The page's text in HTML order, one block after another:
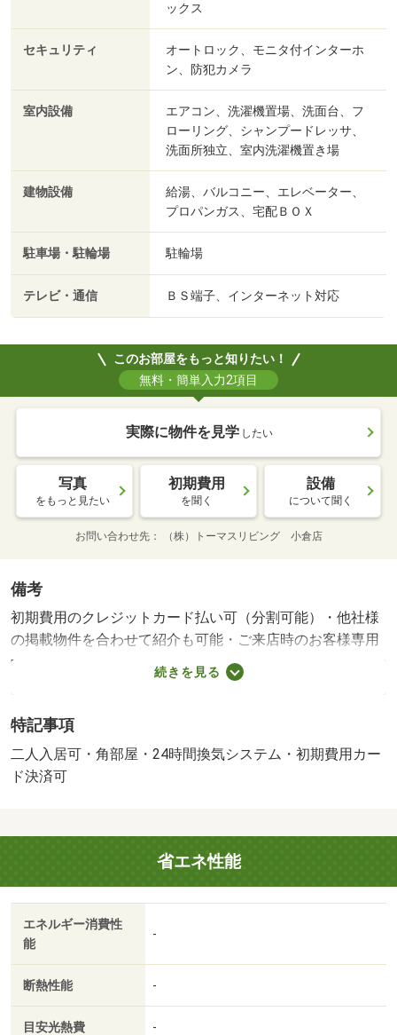
ックス
セキュリティ
オートロック、モニタ付インターホ
ン、防犯カメラ
室内設備
エアコン、洗濯機置場、洗面台、フ
ローリング、シャンプードレッサ、
洗面所独立、室内洗濯機置き場
建物設備
給湯、バルコニー、エレベーター、
プロパンガス、宅配ＢＯＸ
駐車場・駐輪場 駐輪場
テレビ・通信 ＢＳ端子、インターネット対応
このお部屋をもっと知りたい！
無料・簡単入力2項目
実際に物件を見学 したい
写真
をもっと見たい
初期費用
を聞く
設備
について聞く
お問い合わせ先 （株）トーマスリビング 小倉店
備考
初期費用のクレジットカード払い可（分割可能）・他社様
の掲載物件を合わせて紹介も可能・ご来店時のお客様専用
駐車場あります。・公共交通機関をご利用して来られる方
は、駅までの送迎サービスを行っています。・女性スタッ
証等：加入要（法人契約時、応談。）・維持費等：町費３
００円／月・サポート代１，１００円／月・２０２６年１
２月中旬完成予定☆モノレール片野駅まで徒歩３分☆駅近
ンターネットも１＆＃１３１９１；・駐輪場：有・仲介手
数料：１．１ヶ月/消毒代 16500円
続きを見る
特記事項
二人入居可・角部屋・24時間換気システム・初期費用カー
ド決済可
省エネ性能
エネルギー消費性
能
-
断熱性能 -
目安光熱費 -